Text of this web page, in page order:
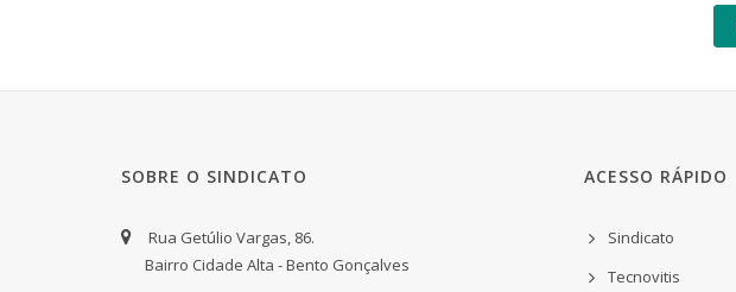
SOBRE O SINDICATO
Rua Getúlio Vargas, 86.
Bairro Cidade Alta - Bento Gonçalves
ACESSO RÁPIDO
Sindicato
Tecnovitis